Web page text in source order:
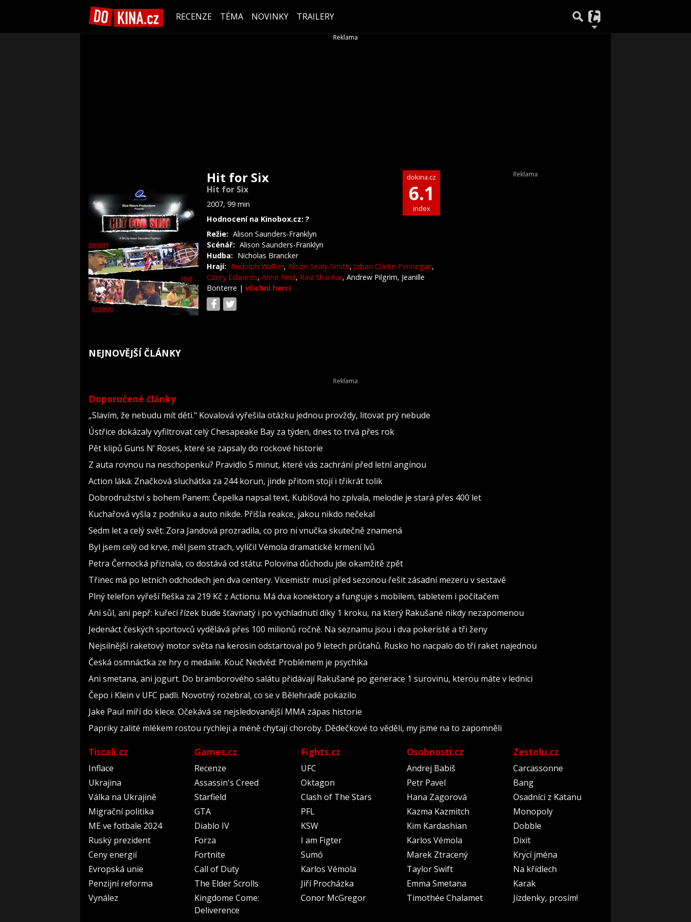
RECENZE TÉMA NOVINKY TRAILERY
Hit for Six
Hit for Six
2007, 99 min
Hodnocení na Kinobox.cz: ?
dokina.cz
6.1
index
Režie: Alison Saunders-Franklyn
Scénář: Alison Saunders-Franklyn
Hudba: Nicholas Brancker
Hrají: Rudolph Walker, Alison Sealy-Smith, Jabari Clarke-Pennegan,
Corey Edwards, Anne Reid, Ravi Shankar, Andrew Pilgrim, Jeanille
Bonterre | všichni herci
NEJNOVĚJŠÍ ČLÁNKY
Doporučené články
„Slavím, že nebudu mít děti." Kovalová vyřešila otázku jednou provždy, litovat prý nebude
Ústřice dokázaly vyfiltrovat celý Chesapeake Bay za týden, dnes to trvá přes rok
Pět klipů Guns N‘ Roses, které se zapsaly do rockové historie
Z auta rovnou na neschopenku? Pravidlo 5 minut, které vás zachrání před letní angínou
Action láká: Značková sluchátka za 244 korun, jinde přitom stojí i třikrát tolik
Dobrodružství s bohem Panem: Čepelka napsal text, Kubišová ho zpívala, melodie je stará přes 400 let
Kuchařová vyšla z podniku a auto nikde. Přišla reakce, jakou nikdo nečekal
Sedm let a celý svět: Zora Jandová prozradila, co pro ni vnučka skutečně znamená
Byl jsem celý od krve, měl jsem strach, vylíčil Vémola dramatické krmení lvů
Petra Černocká přiznala, co dostává od státu: Polovina důchodu jde okamžitě zpět
Třinec má po letních odchodech jen dva centery. Vicemistr musí před sezonou řešit zásadní mezeru v sestavě
Plný telefon vyřeší fleška za 219 Kč z Actionu. Má dva konektory a funguje s mobilem, tabletem i počítačem
Ani sůl, ani pepř: kuřecí řízek bude šťavnatý i po vychladnutí díky 1 kroku, na který Rakušané nikdy nezapomenou
Jedenáct českých sportovců vydělává přes 100 milionů ročně. Na seznamu jsou i dva pokeristé a tři ženy
Nejsilnější raketový motor světa na kerosin odstartoval po 9 letech průtahů. Rusko ho nacpalo do tří raket najednou
Česká osmnáctka ze hry o medaile. Kouč Nedvěd: Problémem je psychika
Ani smetana, ani jogurt. Do bramborového salátu přidávají Rakušané po generace 1 surovinu, kterou máte v lednici
Čepo i Klein v UFC padli. Novotný rozebral, co se v Bělehradě pokazilo
Jake Paul míří do klece. Očekává se nejsledovanější MMA zápas historie
Papriky zalité mlékem rostou rychleji a méně chytají choroby. Dědečkové to věděli, my jsme na to zapomněli
Tiscali.cz
Inflace
Ukrajina
Válka na Ukrajině
Migrační politika
ME ve fotbale 2024
Ruský prezident
Ceny energií
Evropská unie
Penzijní reforma
Vynález
Games.cz
Recenze
Assassin's Creed
Starfield
GTA
Diablo IV
Forza
Fortnite
Call of Duty
The Elder Scrolls
Kingdome Come:
Deliverence
Fights.cz
UFC
Oktagon
Clash of The Stars
PFL
KSW
I am Figter
Sumó
Karlos Vémola
Jiří Procházka
Conor McGregor
Osobnosti.cz
Andrej Babiš
Petr Pavel
Hana Zagorová
Kazma Kazmitch
Kim Kardashian
Karlos Vémola
Marek Ztracený
Taylor Swift
Emma Smetana
Timothée Chalamet
Zestolu.cz
Carcassonne
Bang
Osadníci z Katanu
Monopoly
Dobble
Dixit
Krycí jména
Na křídlech
Karak
Jízdenky, prosím!